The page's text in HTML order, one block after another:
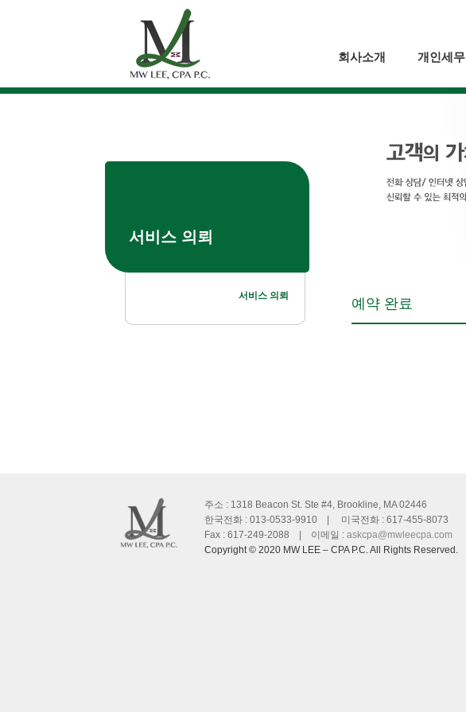
회사소개 개인세무
예약 완료
서비스 의뢰
서비스 의뢰
주소 : 1318 Beacon St. Ste #4, Brookline, MA 02446
한국전화 : 013-0533-9910 | 미국전화 : 617-455-8073
Fax : 617-249-2088 | 이메일 : askcpa@mwleecpa.com
Copyright © 2020 MW LEE – CPA P.C. All Rights Reserved.